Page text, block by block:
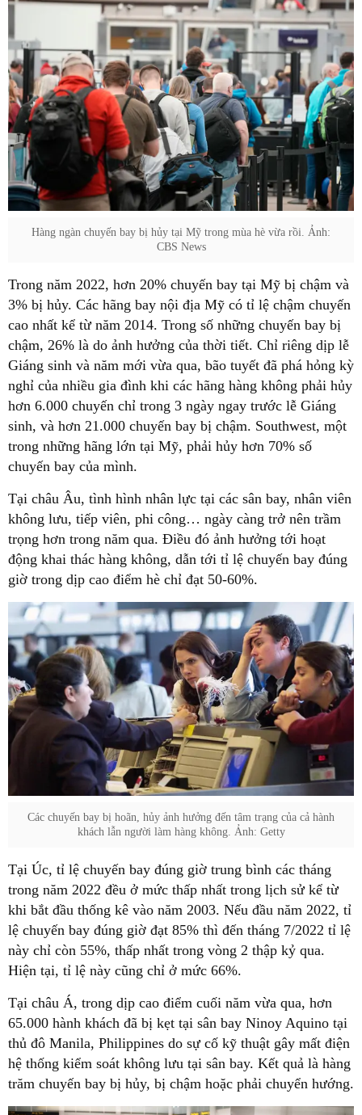
Hàng ngàn chuyến bay bị hủy tại Mỹ trong mùa hè vừa rồi. Ảnh:
CBS News
Trong năm 2022, hơn 20% chuyến bay tại Mỹ bị chậm và
3% bị hủy. Các hãng bay nội địa Mỹ có tỉ lệ chậm chuyến
cao nhất kể từ năm 2014. Trong số những chuyến bay bị
chậm, 26% là do ảnh hưởng của thời tiết. Chỉ riêng dịp lễ
Giáng sinh và năm mới vừa qua, bão tuyết đã phá hỏng kỳ
nghỉ của nhiều gia đình khi các hãng hàng không phải hủy
hơn 6.000 chuyến chỉ trong 3 ngày ngay trước lễ Giáng
sinh, và hơn 21.000 chuyến bay bị chậm. Southwest, một
trong những hãng lớn tại Mỹ, phải hủy hơn 70% số
chuyến bay của mình.
Tại châu Âu, tình hình nhân lực tại các sân bay, nhân viên
không lưu, tiếp viên, phi công… ngày càng trở nên trầm
trọng hơn trong năm qua. Điều đó ảnh hưởng tới hoạt
động khai thác hàng không, dẫn tới tỉ lệ chuyến bay đúng
giờ trong dịp cao điểm hè chỉ đạt 50-60%.
Các chuyến bay bị hoãn, hủy ảnh hưởng đến tâm trạng của cả hành
khách lẫn người làm hàng không. Ảnh: Getty
Tại Úc, tỉ lệ chuyến bay đúng giờ trung bình các tháng
trong năm 2022 đều ở mức thấp nhất trong lịch sử kể từ
khi bắt đầu thống kê vào năm 2003. Nếu đầu năm 2022, tỉ
lệ chuyến bay đúng giờ đạt 85% thì đến tháng 7/2022 tỉ lệ
này chỉ còn 55%, thấp nhất trong vòng 2 thập kỷ qua.
Hiện tại, tỉ lệ này cũng chỉ ở mức 66%.
Tại châu Á, trong dịp cao điểm cuối năm vừa qua, hơn
65.000 hành khách đã bị kẹt tại sân bay Ninoy Aquino tại
thủ đô Manila, Philippines do sự cố kỹ thuật gây mất điện
hệ thống kiểm soát không lưu tại sân bay. Kết quả là hàng
trăm chuyến bay bị hủy, bị chậm hoặc phải chuyển hướng.